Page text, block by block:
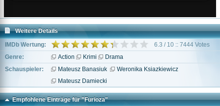
Weitere Details
IMDb Wertung:
6.3 / 10 :: 7444 Votes
Genre:
Action Krimi
Drama
Schauspieler:
Mateusz Banasiuk
Weronika Ksiazkiewicz
Mateusz Damiecki
Empfohlene Einträge für "Furioza"